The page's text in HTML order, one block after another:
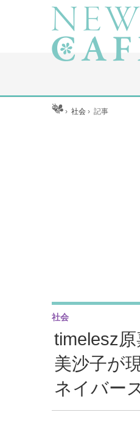
ホーム ›社会 ›記事
timelesz
美沙子が
ネイバー
社会